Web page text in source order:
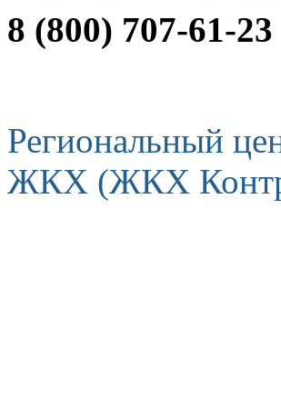
8 (800) 707-61-23
Региональный
ЖКХ (ЖКХ